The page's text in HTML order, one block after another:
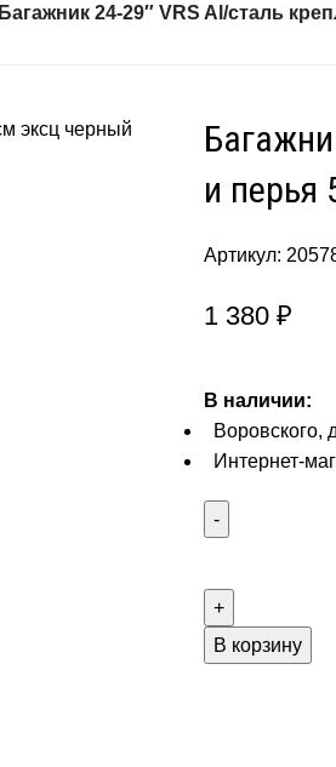
Багажник 24-29″ VRS Al/сталь
и перья
Артикул:
1 380 ₽
В наличии:
Воровского,
Интернет-
В корзину